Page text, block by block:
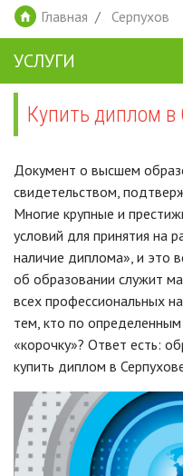
Главная Серпухов
УСЛУГИ
Купить диплом в
Документ о высшем
свидетельством,
Многие крупные и
условий для принятия на
наличие диплома», и это
об образовании служит
всех профессиональных
тем, кто по
«корочку»? Ответ есть:
купить диплом в